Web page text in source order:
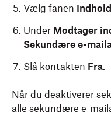
Vælg fanen Indhold
Under Modtager
Sekundære e-
Slå kontakten Fra.
Når du deaktiverer
alle sekundære e-